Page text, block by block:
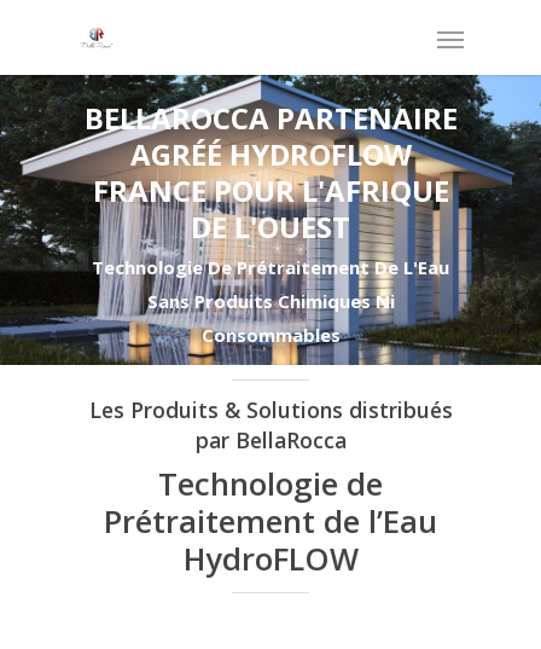
BELLAROCCA PARTENAIRE
AGRÉÉ HYDROFLOW
FRANCE POUR L'AFRIQUE
DE L'OUEST
Technologie De Prétraitement De L'Eau
Sans Produits Chimiques Ni
Consommables
Les Produits & Solutions distribués
par BellaRocca
Technologie de
Prétraitement de l’Eau
HydroFLOW